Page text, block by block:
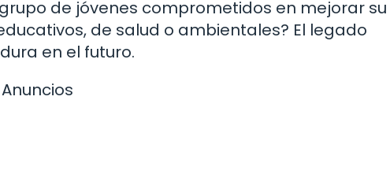
de jóvenes comprometidos en mejorar su
de salud o ambientales? El legado
en el futuro.
Anuncios